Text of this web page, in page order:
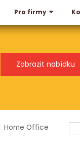
Pro firmy
Home Office